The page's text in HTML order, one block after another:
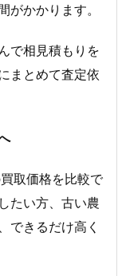
かかります。
で相見積もりを
まとめて査定依
取価格を比較で
たい方、古い農
できるだけ高く